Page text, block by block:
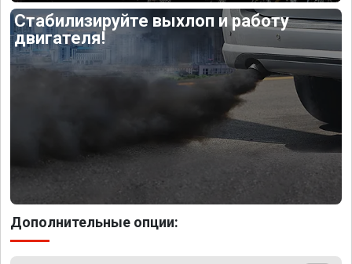
Стабилизируйте выхлоп и работу
двигателя!
Дополнительные опции: